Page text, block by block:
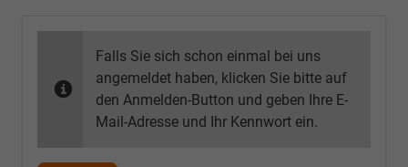
Falls Sie sich schon einmal bei uns
angemeldet haben, klicken Sie bitte auf
den Anmelden-Button und geben Ihre E-
Mail-Adresse und Ihr Kennwort ein.